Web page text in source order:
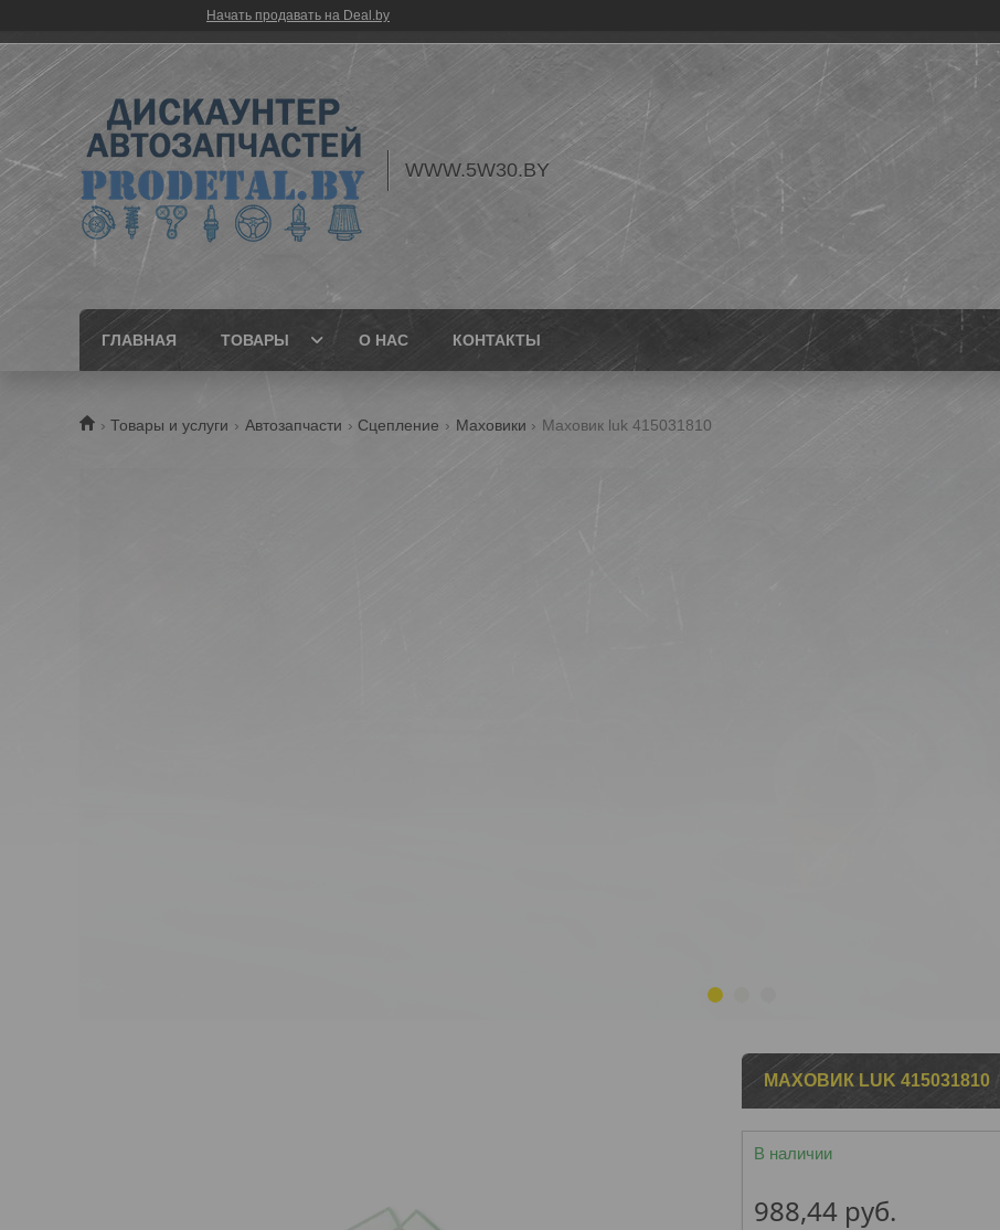
Начать продавать на Deal.by
WWW.5W30.BY
ГЛАВНАЯ ТОВАРЫ О НАС КОНТАКТЫ
Товары и услуги Автозапчасти Сцепление Маховики Маховик luk 415031810
МАХОВИК LUK 415031810
В наличии
988,44 руб.